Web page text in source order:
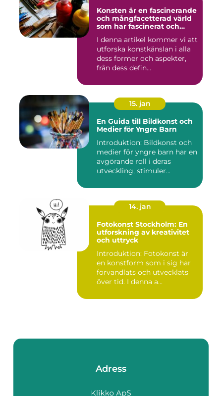
Konsten är en fascinerande
och mångfacetterad värld
som har fascinerat och
århundraden
I denna artikel kommer vi att
utforska konstkänslan i alla
dess former och aspekter,
från dess defin...
15. jan
En Guida till Bildkonst och
Medier för Yngre Barn
Introduktion: Bildkonst och
medier för yngre barn har en
avgörande roll i deras
utveckling, stimuler...
14. jan
Fotokonst Stockholm: En
utforskning av kreativitet
och uttryck
Introduktion: Fotokonst är
en konstform som i sig har
förvandlats och utvecklats
över tid. I denna a...
Adress